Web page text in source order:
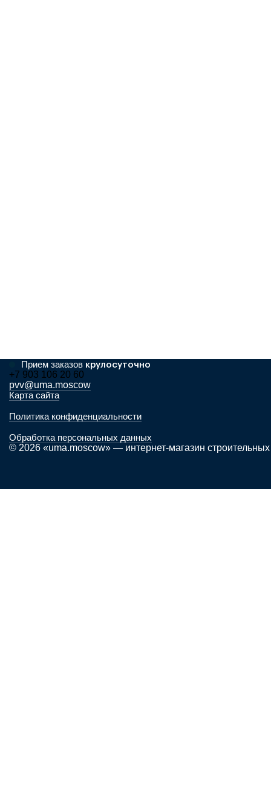
Прием заказов крулосуточно
+7 903 106 20 60
pvv@uma.moscow
Карта сайта
Политика конфиденциальности
Обработка персональных данных
© 2026 «uma.moscow» — интернет-магазин